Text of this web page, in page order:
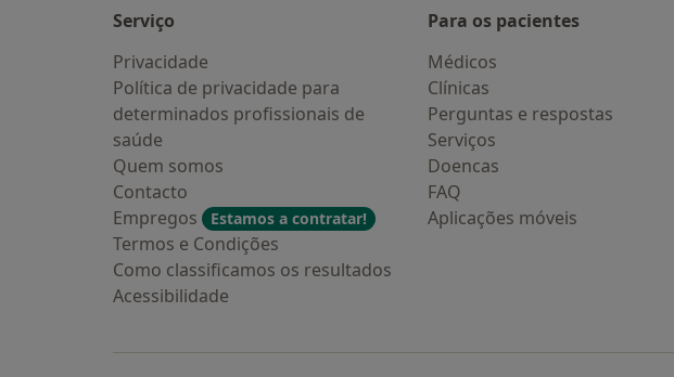
Serviço
Privacidade
Política de privacidade para
determinados profissionais de
saúde
Quem somos
Contacto
Empregos
Estamos a contratar!
Termos e Condições
Como classificamos os resultados
Acessibilidade
Para os pacientes
Médicos
Clínicas
Perguntas e respostas
Serviços
Doencas
FAQ
Aplicações móveis